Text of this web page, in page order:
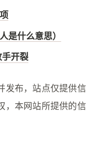
是什么意思）
开裂
发布，站点仅提供信
，本网站所提供的信